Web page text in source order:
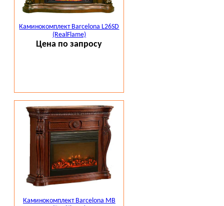
Каминокомплект Barcelona L26SD
(RealFlame)
Цена по запросу
Каминокомплект Barcelona MB